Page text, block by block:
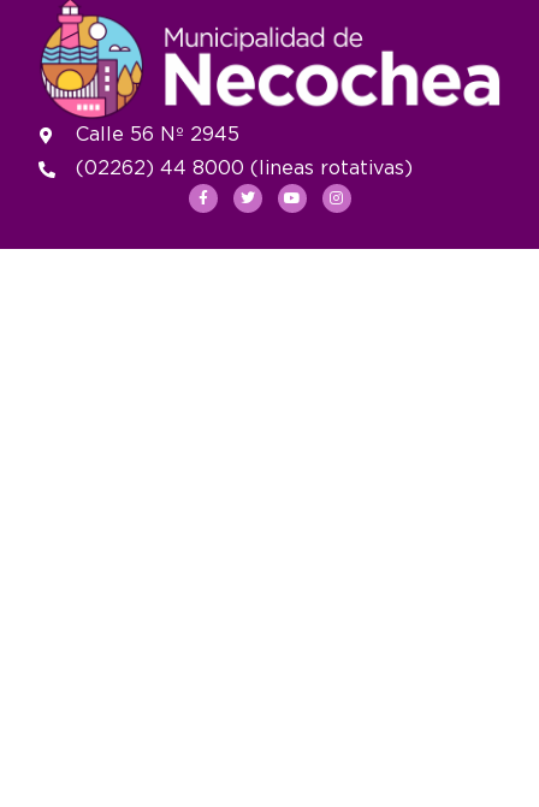
Calle 56 Nº 2945
(02262) 44 8000 (lineas rotativas)